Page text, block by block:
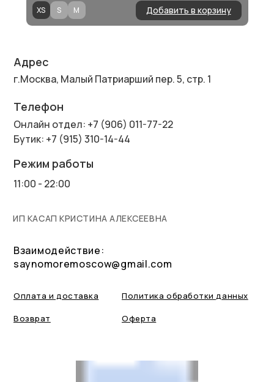
XS S M Добавить в корзину
Оферта
Оплата и доставка
Возврат
Политика обработки данных
Взаимодействие:
saynomoremoscow@gmail.com
Адрес
г.Москва, Малый Патриарший пер. 5, стр. 1
Режим работы
11:00 - 22:00
Телефон
Онлайн отдел: +7 (906) 011-77-22
Бутик: +7 (915) 310-14-44
ИП КАСАП КРИСТИНА АЛЕКСЕЕВНА